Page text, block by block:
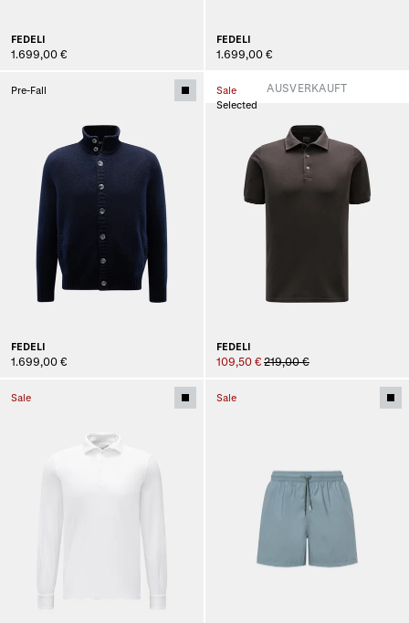
FEDELI
1.699,00 €
FEDELI
1.699,00 €
Pre-Fall
FEDELI
1.699,00 €
Sale
Selected
FEDELI
109,50 € 219,00 €
AUSVERKAUFT
Sale Sale